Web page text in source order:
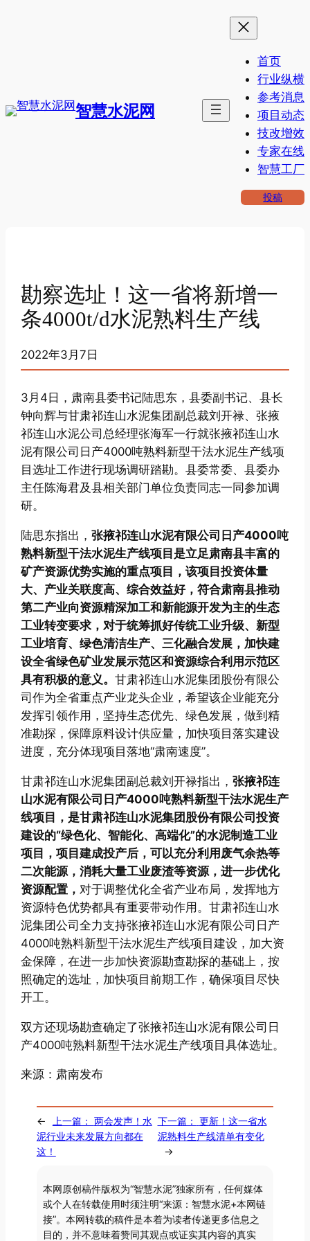
智慧水泥网
首页
行业纵横
参考消息
项目动态
技改增效
专家在线
智慧工厂
投稿
勘察选址！这一省将新增一
条4000t/d水泥熟料生产线
2022年3月7日
3月4日，肃南县委书记陆思东，县委副书记、县长
钟向辉与甘肃祁连山水泥集团副总裁刘开禄、张掖
祁连山水泥公司总经理张海军一行就张掖祁连山水
泥有限公司日产4000吨熟料新型干法水泥生产线项
目选址工作进行现场调研踏勘。县委常委、县委办
主任陈海君及县相关部门单位负责同志一同参加调
研。
陆思东指出，张掖祁连山水泥有限公司日产4000吨
熟料新型干法水泥生产线项目是立足肃南县丰富的
矿产资源优势实施的重点项目，该项目投资体量
大、产业关联度高、综合效益好，符合肃南县推动
第二产业向资源精深加工和新能源开发为主的生态
工业转变要求，对于统筹抓好传统工业升级、新型
工业培育、绿色清洁生产、三化融合发展，加快建
设全省绿色矿业发展示范区和资源综合利用示范区
具有积极的意义。甘肃祁连山水泥集团股份有限公
司作为全省重点产业龙头企业，希望该企业能充分
发挥引领作用，坚持生态优先、绿色发展，做到精
准勘探，保障原料设计供应量，加快项目落实建设
进度，充分体现项目落地“肃南速度”。
甘肃祁连山水泥集团副总裁刘开禄指出，张掖祁连
山水泥有限公司日产4000吨熟料新型干法水泥生产
线项目，是甘肃祁连山水泥集团股份有限公司投资
建设的“绿色化、智能化、高端化”的水泥制造工业
项目，项目建成投产后，可以充分利用废气余热等
二次能源，消耗大量工业废渣等资源，进一步优化
资源配置， 对于调整优化全省产业布局，发挥地方
资源特色优势都具有重要带动作用。甘肃祁连山水
泥集团公司全力支持张掖祁连山水泥有限公司日产
4000吨熟料新型干法水泥生产线项目建设，加大资
金保障，在进一步加快资源勘查勘探的基础上，按
照确定的选址，加快项目前期工作，确保项目尽快
开工。
双方还现场勘查确定了张掖祁连山水泥有限公司日
产4000吨熟料新型干法水泥生产线项目具体选址。
来源：肃南发布
← 上一篇： 两会发声！水
泥行业未来发展方向都在
这！
下一篇： 更新！这一省水
泥熟料生产线清单有变化
→
本网原创稿件版权为“智慧水泥”独家所有，任何媒体
或个人在转载使用时须注明“来源：智慧水泥+本网链
接”。本网转载的稿件是本着为读者传递更多信息之
目的，并不意味着赞同其观点或证实其内容的真实